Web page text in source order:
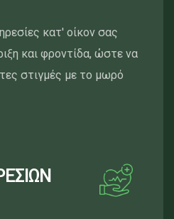
κατ' οίκον σας
και φροντίδα, ώστε να
στιγμές με το μωρό